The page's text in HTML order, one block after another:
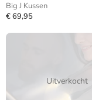
Big J Kussen
€ 69,95
Uitverkocht